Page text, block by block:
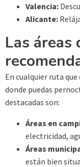
Valencia:
Alicante:
Las áreas
En cualquier ruta
donde puedas
destacadas son:
Áreas en
electricidad,
Áreas
están bien